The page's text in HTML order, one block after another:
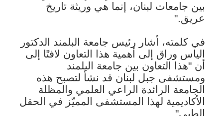
بين جامعات لبنان، إنما هي وريثة تاريخ
عريق."
في كلمته، أشار رئيس جامعة البلمند الدكتور
الياس وراق إلى أهمية هذا التعاون لافتًا إلى
أن "هذا التعاون بين جامعة البلمند
ومستشفى جبل لبنان قد نشأ لتصبح هذه
الجامعة الرائدة الراعي العلمي والمظلة
الأكاديمية لهذا المستشفى المميّز في الحقل